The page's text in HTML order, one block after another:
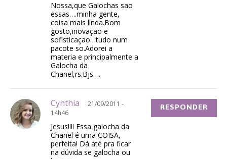
Nossa,que Galochas sao
essas….minha gente,
coisa mais linda.Bom
gosto,inovaçao e
sofisticaçao…tudo num
pacote so.Adorei a
materia e principalmente a
Galocha da
Chanel,rs.Bjs….
Cynthia
21/09/2011 -
14h46
Jesus!!!! Essa galocha da
Chanel é uma COISA,
perfeita! Dá até pra ficar
na dúvida se galocha ou
RESPONDER